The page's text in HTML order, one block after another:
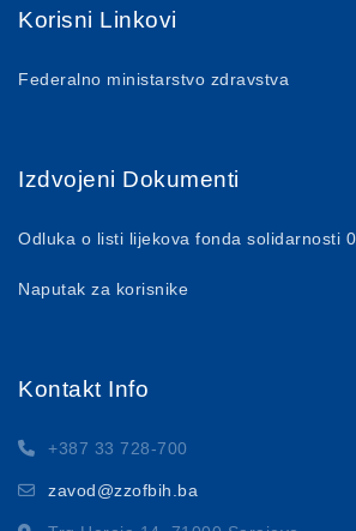
Korisni Linkovi
Federalno ministarstvo zdravstva
Izdvojeni Dokumenti
Odluka o listi lijekova fonda solidarnosti
Naputak za korisnike
Kontakt Info
+387 33 728-700
zavod@zzofbih.ba